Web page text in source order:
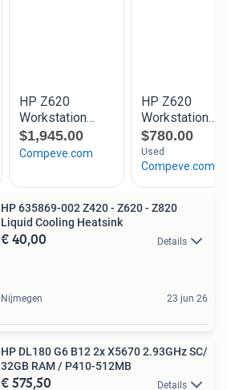
HP 635869-002 Z420 - Z620 - Z820
Liquid Cooling Heatsink
€ 40,00 Details
Nijmegen 23 jun 26
HP DL180 G6 B12 2x X5670 2.93GHz SC/
32GB RAM / P410-512MB
€ 575,50 Details